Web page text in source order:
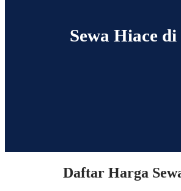
Sewa Hiace
Daftar Harga